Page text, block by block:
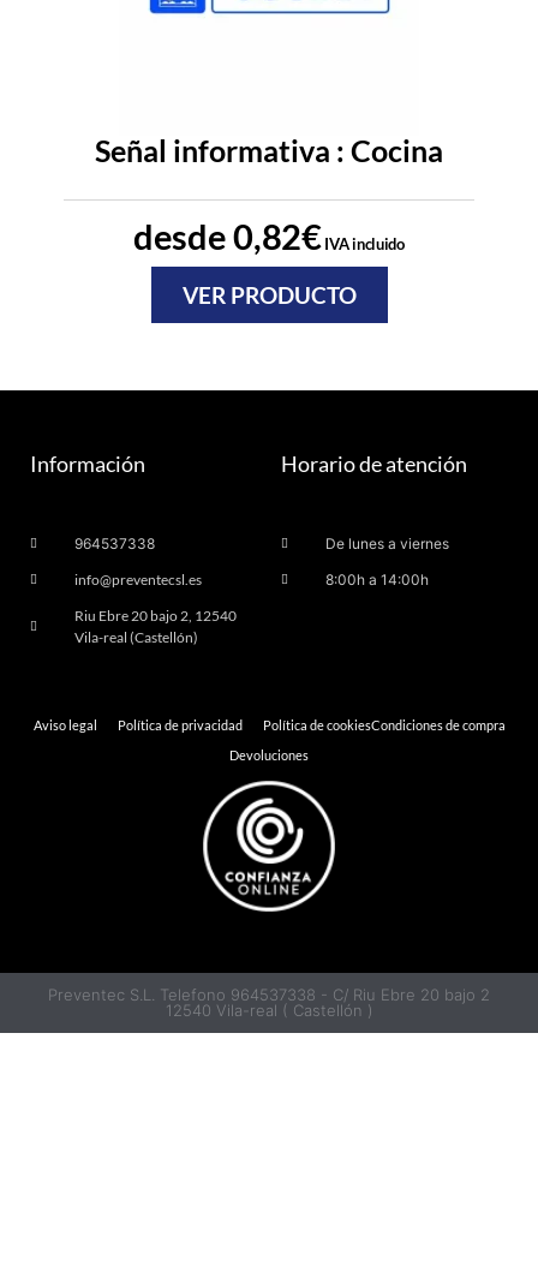
Señal informativa : Cocina
desde0,82€IVA incluido
VER PRODUCTO
Información
964537338
info@preventecsl.es
Riu Ebre 20 bajo 2, 12540
Vila-real (Castellón)
Horario de atención
De lunes a viernes
8:00h a 14:00h
Aviso legal Política de privacidad Política de cookiesCondiciones de compra
Devoluciones
Preventec S.L. Telefono 964537338 - C/ Riu Ebre 20 bajo 2
12540 Vila-real ( Castellón )